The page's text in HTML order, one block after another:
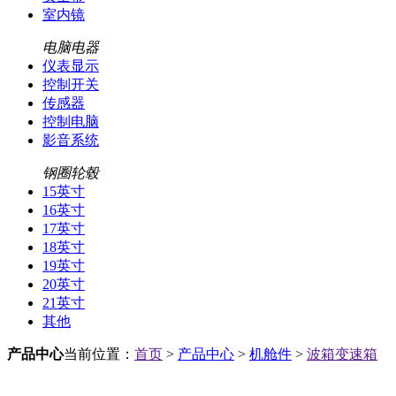
室内镜
电脑电器
仪表显示
控制开关
传感器
控制电脑
影音系统
钢圈轮毂
15英寸
16英寸
17英寸
18英寸
19英寸
20英寸
21英寸
其他
产品中心当前位置： 首页 > 产品中心 > 机舱件 > 波箱变速箱